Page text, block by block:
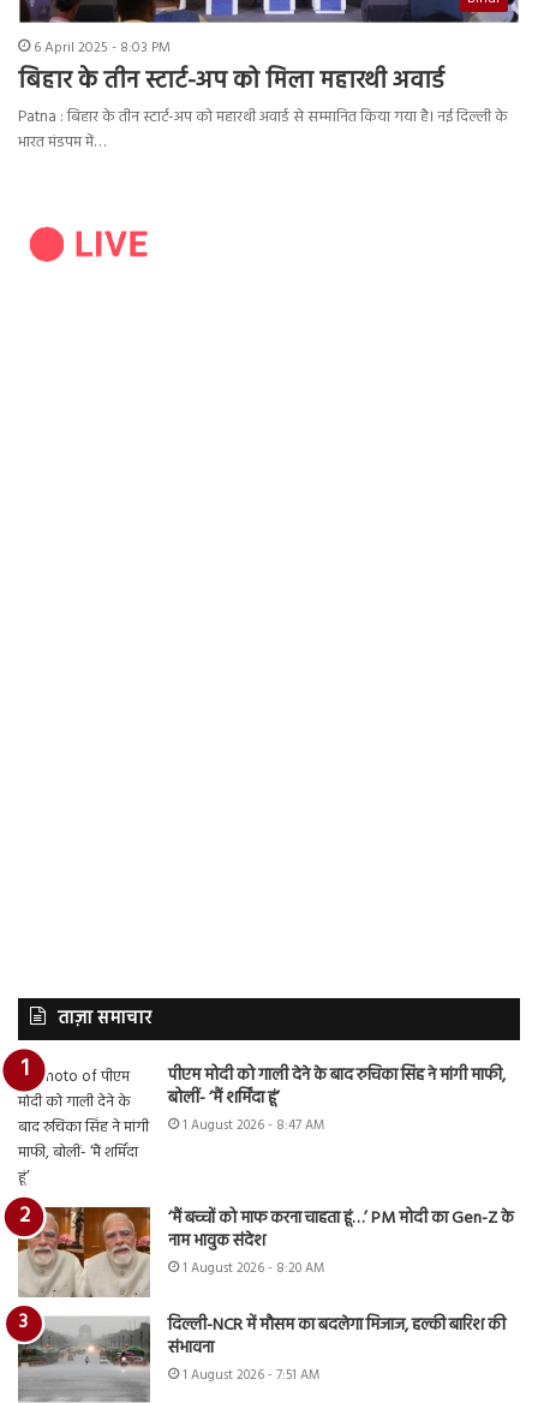
6 April 2025 - 8:03 PM
बिहार के तीन स्टार्ट-अप को मिला महारथी अवार्ड
Patna : बिहार के तीन स्टार्ट-अप को महारथी अवार्ड से सम्मानित किया गया है। नई दिल्ली के
भारत मंडपम में…
ताज़ा समाचार
पीएम मोदी को गाली देने के बाद रुचिका सिंह ने मांगी माफी,
बोलीं- ‘मैं शर्मिंदा हूं’
1 August 2026 - 8:47 AM
‘मैं बच्चों को माफ करना चाहता हूं…’ PM मोदी का Gen-Z के
नाम भावुक संदेश
1 August 2026 - 8:20 AM
दिल्ली-NCR में मौसम का बदलेगा मिजाज, हल्की बारिश की
संभावना
1 August 2026 - 7:51 AM